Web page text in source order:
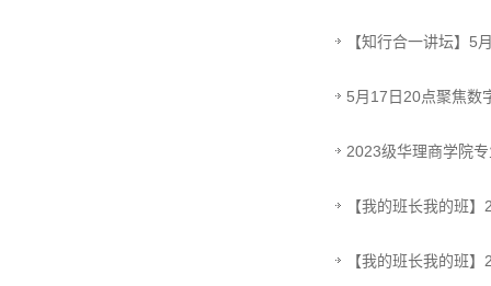
【知行合一讲坛】5
5月17日20点聚焦数
2023级华理商学院
【我的班长我的班
【我的班长我的班